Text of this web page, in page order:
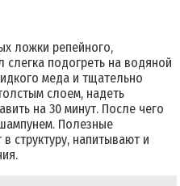
ложки репейного,
слегка подогреть на водяной
меда и тщательно
слоем, надеть
на 30 минут. После чего
Полезные
структуру, напитывают и